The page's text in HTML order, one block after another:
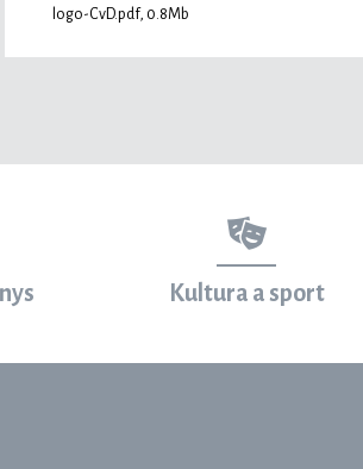
logo-CvD.pdf, 0.8Mb
Kultura a sport